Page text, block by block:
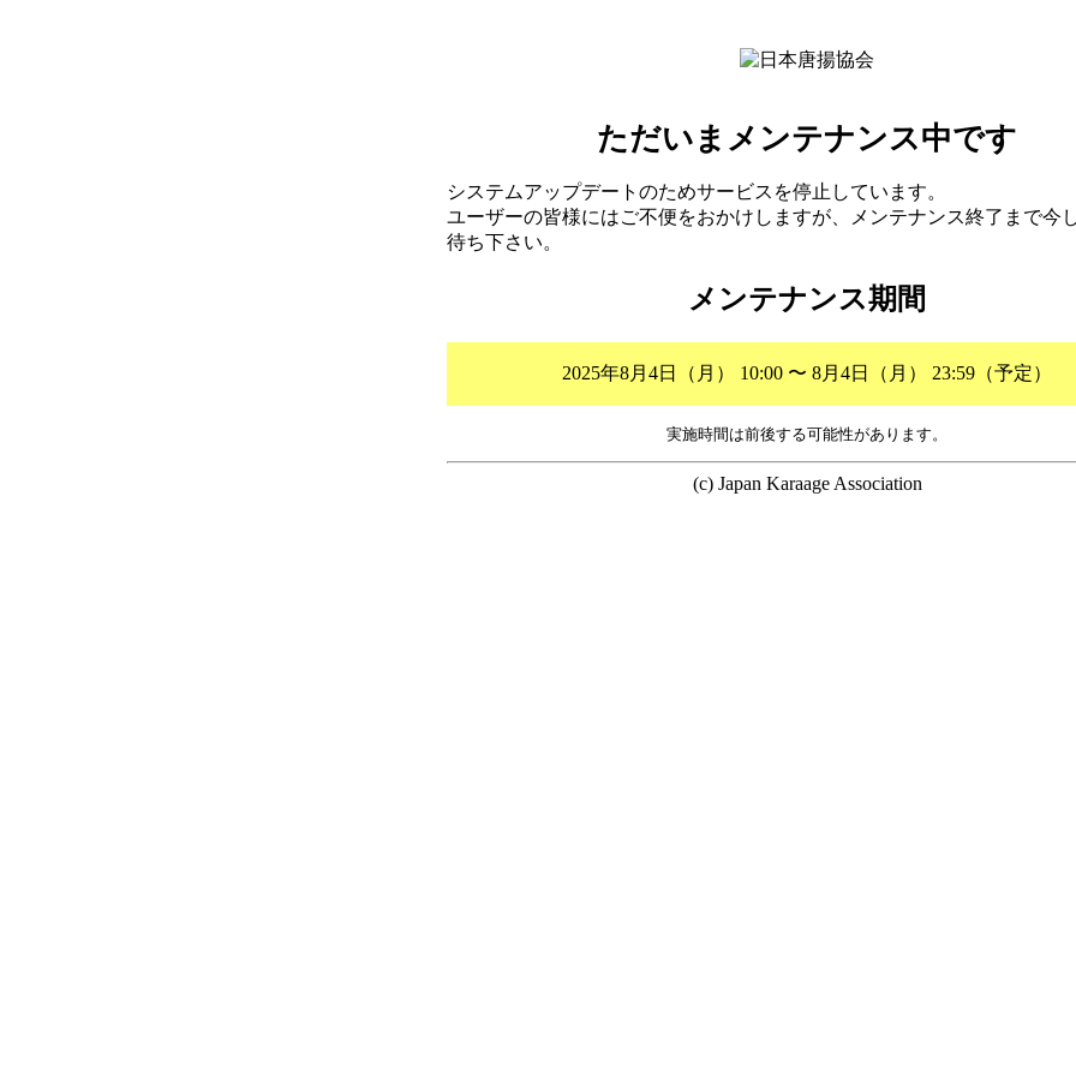
ただいまメンテナンス中です
システムアップデートのためサービスを停止しています。
ユーザーの皆様にはご不便をおかけしますが、メンテナンス終了まで今
待ち下さい。
メンテナンス期間
2025年8月4日（月） 10:00 〜 8月4日（月） 23:59（予定）
実施時間は前後する可能性があります。
(c) Japan Karaage Association